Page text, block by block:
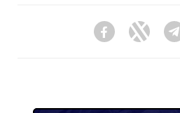
FacebookTwitter